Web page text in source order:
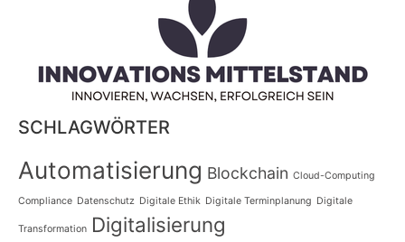
SCHLAGWÖRTER
Automatisierung Blockchain Cloud-Computing
Compliance Datenschutz Digitale Ethik Digitale Terminplanung Digitale
Transformation Digitalisierung